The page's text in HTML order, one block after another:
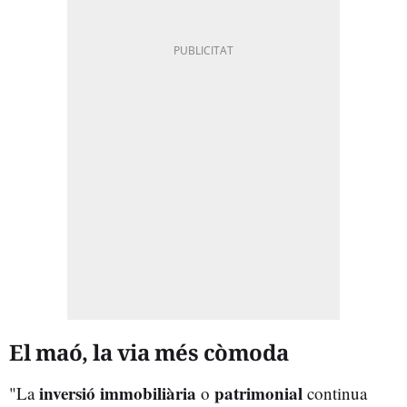
El maó, la via més còmoda
"Lainversió immobiliària o patrimonial continua